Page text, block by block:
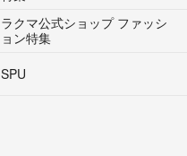
ラクマ公式ショップ ファッシ
ョン特集
SPU